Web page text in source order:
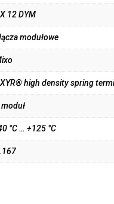
12 DYM
modułowe
high density spring
moduł
°C … +125 °C